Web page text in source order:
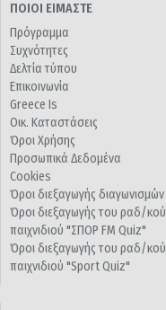
ΠΟΙΟΙ ΕΙΜΑΣΤΕ
Πρόγραμμα
Συχνότητες
Δελτία τύπου
Επικοινωνία
Greece Is
Οικ. Καταστάσεις
Όροι Χρήσης
Προσωπικά Δεδομένα
Cookies
Όροι διεξαγωγής διαγωνισμών
Όροι διεξαγωγής του ραδ/κού
παιχνιδιού "ΣΠΟΡ FM Quiz"
Όροι διεξαγωγής του ραδ/κού
παιχνιδιού "Sport Quiz"